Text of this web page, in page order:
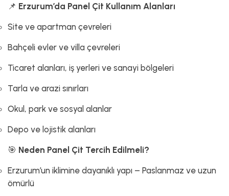
📌 Erzurum’da Panel Çit Kullanım Alanları
Site ve apartman çevreleri
Bahçeli evler ve villa çevreleri
Ticaret alanları, iş yerleri ve sanayi bölgeleri
Tarla ve arazi sınırları
Okul, park ve sosyal alanlar
Depo ve lojistik alanları
🎯 Neden Panel Çit Tercih Edilmeli?
Erzurum’un iklimine dayanıklı yapı – Paslanmaz ve uzun
ömürlü